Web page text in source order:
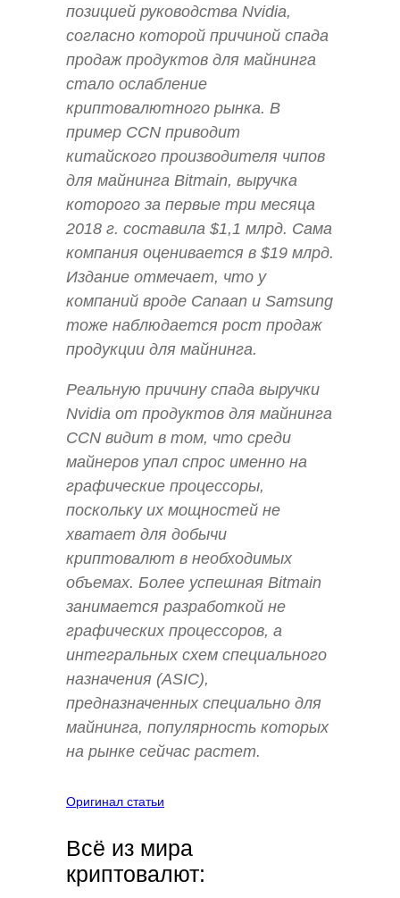
позицией руководства Nvidia,
согласно которой причиной спада
продаж продуктов для майнинга
стало ослабление
криптовалютного рынка. В
пример CCN приводит
китайского производителя чипов
для майнинга Bitmain, выручка
которого за первые три месяца
2018 г. составила $1,1 млрд. Сама
компания оценивается в $19 млрд.
Издание отмечает, что у
компаний вроде Canaan и Samsung
тоже наблюдается рост продаж
продукции для майнинга.
Реальную причину спада выручки
Nvidia от продуктов для майнинга
CCN видит в том, что среди
майнеров упал спрос именно на
графические процессоры,
поскольку их мощностей не
хватает для добычи
криптовалют в необходимых
объемах. Более успешная Bitmain
занимается разработкой не
графических процессоров, а
интегральных схем специального
назначения (ASIC),
предназначенных специально для
майнинга, популярность которых
на рынке сейчас растет.
Оригинал статьи
Всё из мира
криптовалют: